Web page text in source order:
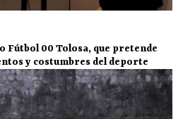
Fútbol 00 Tolosa, que pretende
y costumbres del deporte